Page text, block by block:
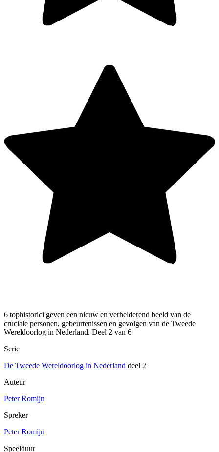
6 tophistorici geven een nieuw en verhelderend beeld van de
cruciale personen, gebeurtenissen en gevolgen van de Tweede
Wereldoorlog in Nederland. Deel 2 van 6
Serie
De Tweede Wereldoorlog in Nederland deel 2
Auteur
Peter Romijn
Spreker
Peter Romijn
Speelduur